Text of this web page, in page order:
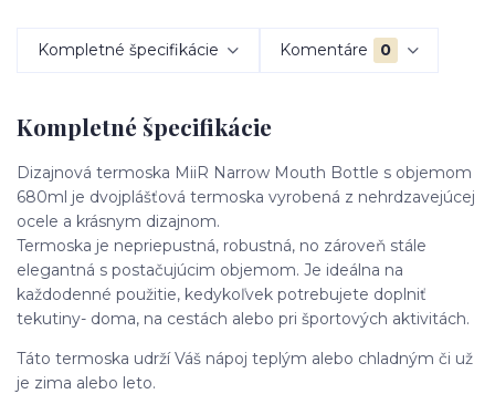
Kompletné špecifikácie Komentáre 0
Kompletné špecifikácie
Dizajnová termoska MiiR Narrow Mouth Bottle s objemom
680ml je dvojplášťová termoska vyrobená z nehrdzavejúcej
ocele a krásnym dizajnom.
Termoska je nepriepustná, robustná, no zároveň stále
elegantná s postačujúcim objemom. Je ideálna na
každodenné použitie, kedykoľvek potrebujete doplniť
tekutiny- doma, na cestách alebo pri športových aktivitách.
Táto termoska udrží Váš nápoj teplým alebo chladným či už
je zima alebo leto.